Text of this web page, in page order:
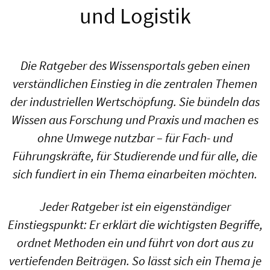
und Logistik
Die Ratgeber des Wissensportals geben einen
verständlichen Einstieg in die zentralen Themen
der industriellen Wertschöpfung. Sie bündeln das
Wissen aus Forschung und Praxis und machen es
ohne Umwege nutzbar – für Fach- und
Führungskräfte, für Studierende und für alle, die
sich fundiert in ein Thema einarbeiten möchten.
Jeder Ratgeber ist ein eigenständiger
Einstiegspunkt: Er erklärt die wichtigsten Begriffe,
ordnet Methoden ein und führt von dort aus zu
vertiefenden Beiträgen. So lässt sich ein Thema je